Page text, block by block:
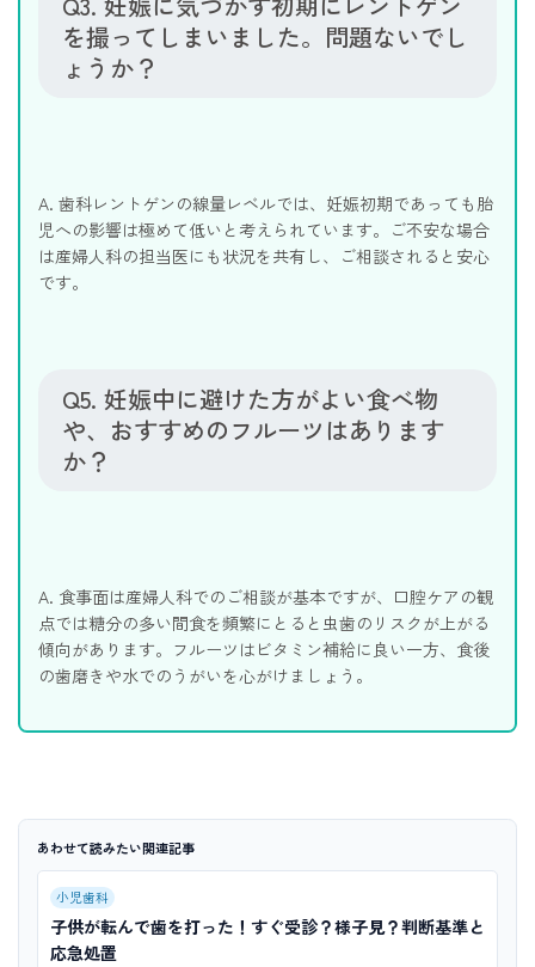
を撮ってしまいました。問題ないでし
ょうか？
A. 歯科レントゲンの線量レベルでは、妊娠初期であっても胎
児への影響は極めて低いと考えられています。ご不安な場合
は産婦人科の担当医にも状況を共有し、ご相談されると安心
です。
Q5. 妊娠中に避けた方がよい食べ物
や、おすすめのフルーツはあります
か？
A. 食事面は産婦人科でのご相談が基本ですが、口腔ケアの観
点では糖分の多い間食を頻繁にとると虫歯のリスクが上がる
傾向があります。フルーツはビタミン補給に良い一方、食後
の歯磨きや水でのうがいを心がけましょう。
あわせて読みたい関連記事
小児歯科
子供が転んで歯を打った！すぐ受診？様子見？判断基準と
応急処置